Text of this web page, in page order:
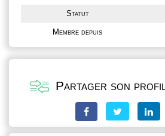
Statut
Membre depuis
Partager son